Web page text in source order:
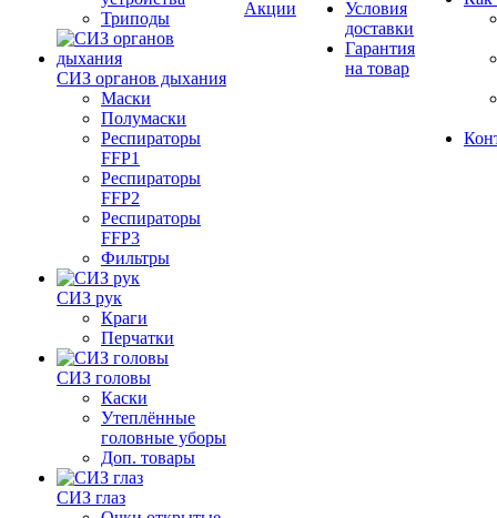
Триподы
СИЗ органов дыхания
Маски
Полумаски
Респираторы
FFP1
Респираторы
FFP2
Респираторы
FFP3
Фильтры
СИЗ рук
Краги
Перчатки
СИЗ головы
Каски
Утеплённые
головные уборы
Доп. товары
СИЗ глаз
Акции
Условия
доставки
Гарантия
на товар